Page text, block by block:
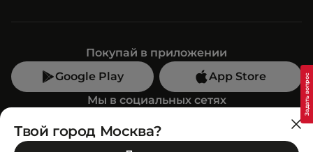
Покупай в приложении
Google Play
App Store
Мы в социальных сетях
Позвони нам
Твой город Москва?